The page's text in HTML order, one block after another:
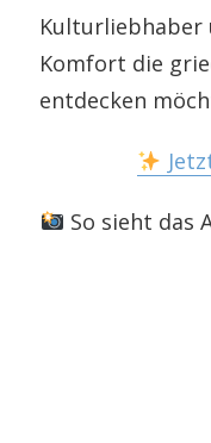
Kulturliebhaber
Komfort die
entdecken
So sieht das